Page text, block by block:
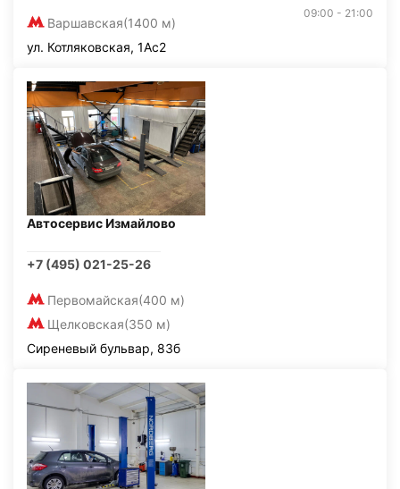
Варшавская(1400 м)
09:00 - 21:00
ул. Котляковская, 1Ас2
Автосервис Измайлово
+7 (495) 021-25-26
Первомайская(400 м)
Щелковская(350 м)
Сиреневый бульвар, 83б